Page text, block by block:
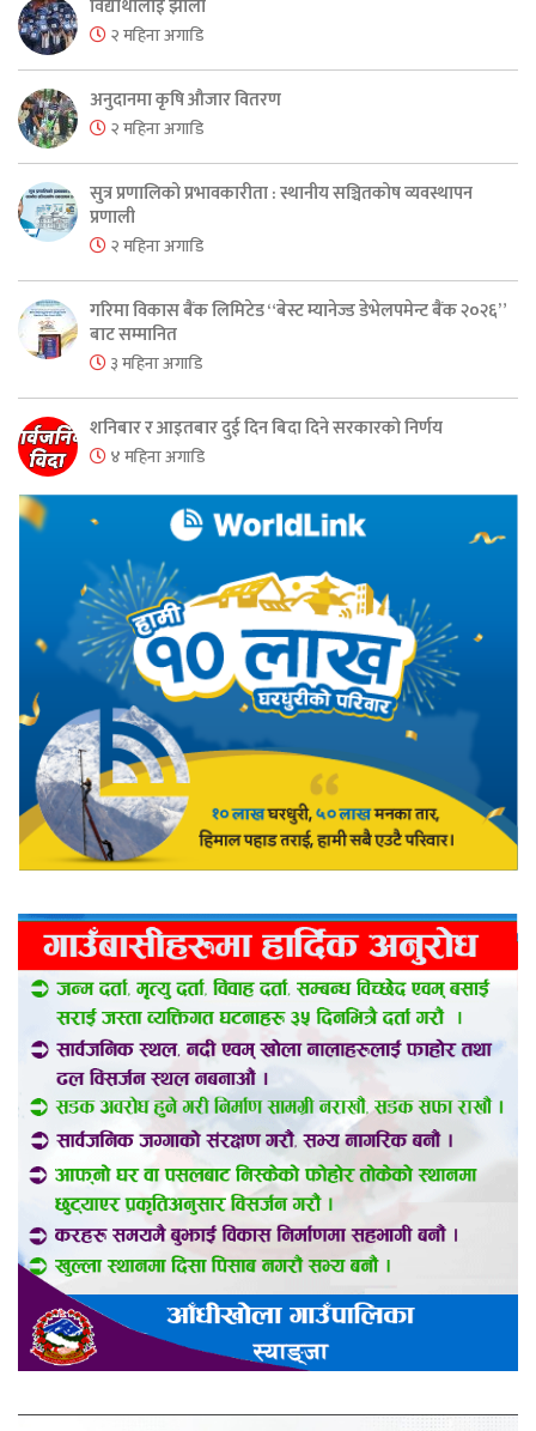
विद्यार्थीलाई झोला
२ महिना अगाडि
अनुदानमा कृषि औजार वितरण
२ महिना अगाडि
सुत्र प्रणालिको प्रभावकारीता : स्थानीय सञ्चितकोष व्यवस्थापन
प्रणाली
२ महिना अगाडि
गरिमा विकास बैंक लिमिटेड “बेस्ट म्यानेज्ड डेभेलपमेन्ट बैंक २०२६”
बाट सम्मानित
३ महिना अगाडि
शनिबार र आइतबार दुई दिन बिदा दिने सरकारको निर्णय
४ महिना अगाडि